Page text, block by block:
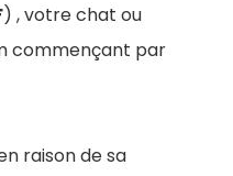
) , votre chat ou
commençant par
raison de sa